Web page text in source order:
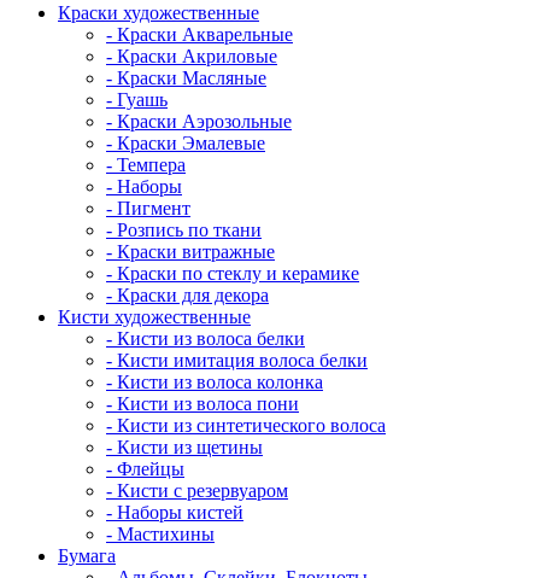
Краски художественные
- Краски Акварельные
- Краски Акриловые
- Краски Масляные
- Гуашь
- Краски Аэрозольные
- Краски Эмалевые
- Темпера
- Наборы
- Пигмент
- Розпись по ткани
- Краски витражные
- Краски по стеклу и керамике
- Краски для декора
Кисти художественные
- Кисти из волоса белки
- Кисти имитация волоса белки
- Кисти из волоса колонка
- Кисти из волоса пони
- Кисти из синтетического волоса
- Кисти из щетины
- Флейцы
- Кисти с резервуаром
- Наборы кистей
- Мастихины
Бумага